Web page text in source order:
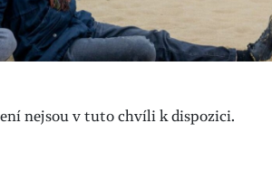
nejsou v tuto chvíli k dispozici.